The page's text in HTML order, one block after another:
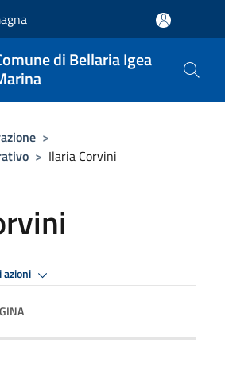
di Bellaria Igea
>
> Ilaria Corvini
azioni